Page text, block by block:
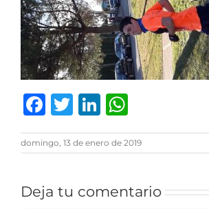
Facebook
TwitterLinkedIn
domingo, 13 de enero de 2019
Deja tu comentario